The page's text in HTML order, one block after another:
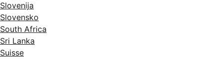
Slovenija
Slovensko
South Africa
Sri Lanka
Suisse